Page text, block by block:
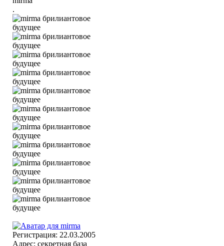
.
Регистрация: 22.03.2005
Адрес: секретная база